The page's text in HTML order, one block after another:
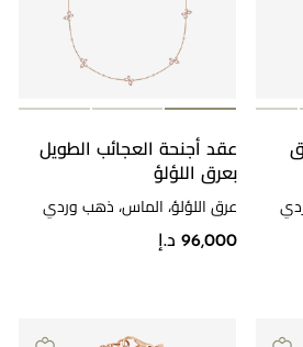
عقد أجنحة العجائب الطويل
بعرق اللؤلؤ
عرق اللؤلؤ، الماس، ذهب وردي
96,000 د.إ